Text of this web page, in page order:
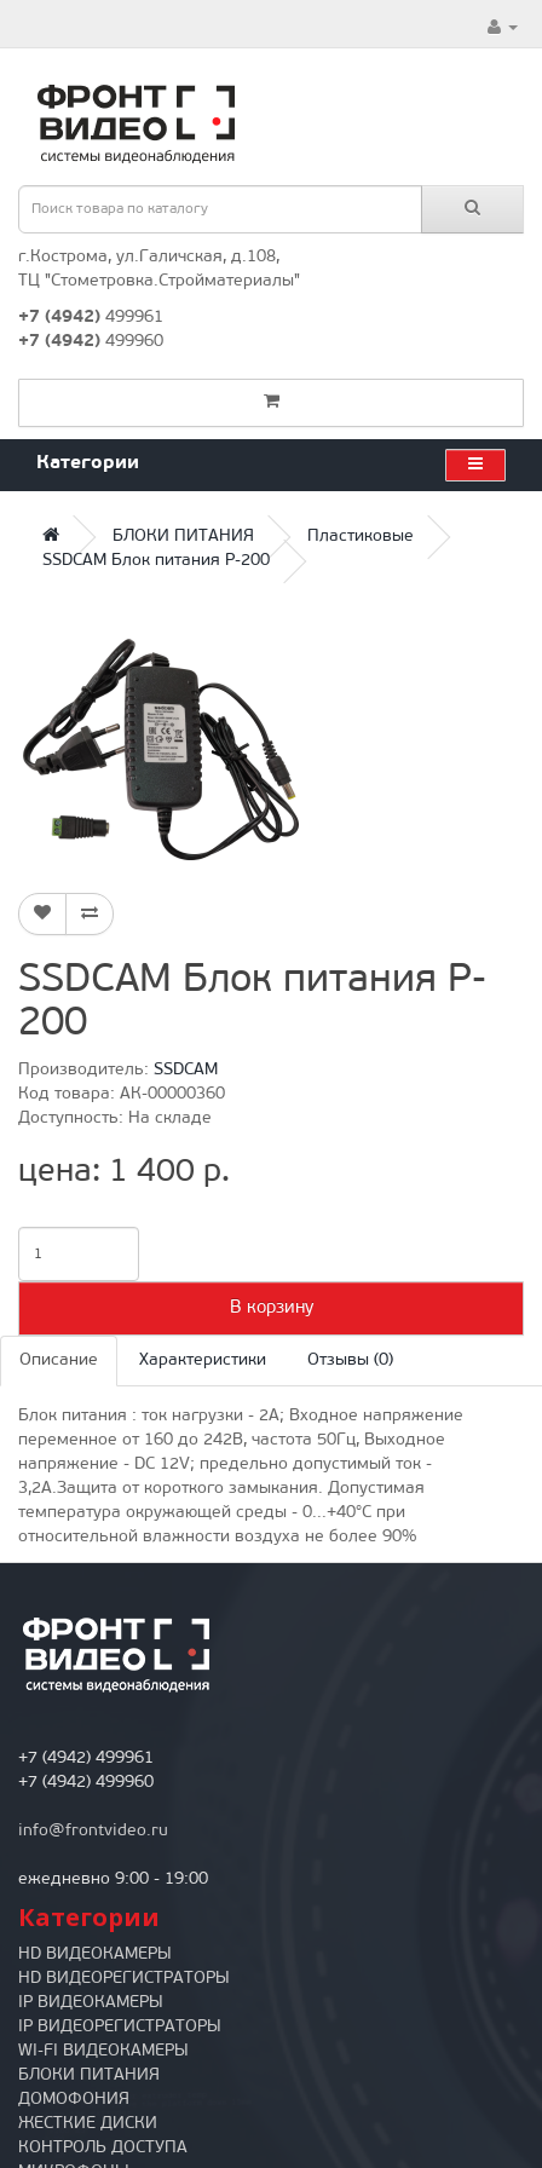
г.Кострома, ул.Галичская, д.108,
ТЦ "Стометровка.Стройматериалы"
+7 (4942) 499961
+7 (4942) 499960
Категории
БЛОКИ ПИТАНИЯ
Пластиковые
SSDCAM Блок питания P-200
SSDCAM Блок питания P-
200
Производитель: SSDCAM
Код товара: АК-00000360
Доступность: На складе
цена: 1 400 р.
В корзину
Описание Характеристики Отзывы (0)
Блок питания : ток нагрузки - 2A; Входное напряжение
переменное от 160 до 242В, частота 50Гц, Выходное
напряжение - DC 12V; предельно допустимый ток -
3,2А.Защита от короткого замыкания. Допустимая
температура окружающей среды - 0...+40°C при
относительной влажности воздуха не более 90%
+7 (4942) 499961
+7 (4942) 499960
info@frontvideo.ru
ежедневно 9:00 - 19:00
Категории
HD ВИДЕОКАМЕРЫ
HD ВИДЕОРЕГИСТРАТОРЫ
IP ВИДЕОКАМЕРЫ
IP ВИДЕОРЕГИСТРАТОРЫ
WI-FI ВИДЕОКАМЕРЫ
БЛОКИ ПИТАНИЯ
ДОМОФОНИЯ
ЖЕСТКИЕ ДИСКИ
КОНТРОЛЬ ДОСТУПА